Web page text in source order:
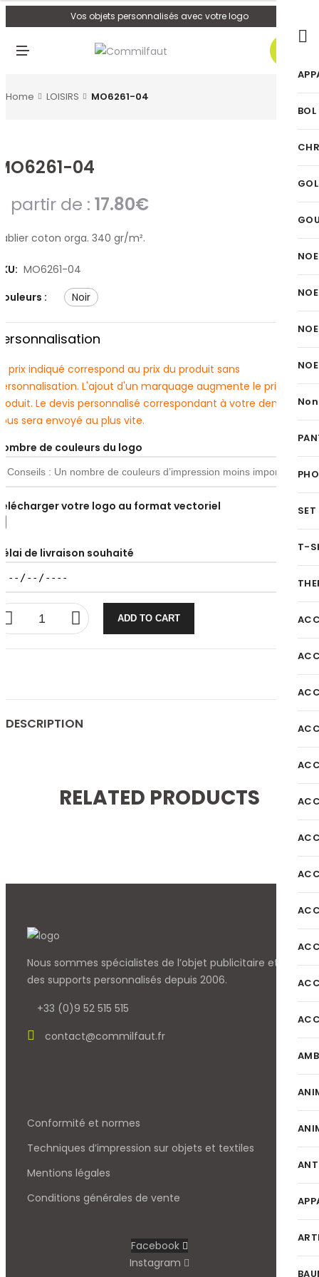
Vos objets personnalisés avec votre logo
U
0
Home LOISIRS MO6261-04
04
partir de : 17.80€
coton orga. 340 gr/m².
MO6261-04
:
noir
prix indiqué correspond au prix du produit sans
L'ajout d'un marquage augmente le prix du
Le devis personnalisé correspondant à votre demande
sera envoyé au plus vite.
de couleurs du logo
votre logo au format vectoriel
de livraison souhaité
ADD TO CART
DESCRIPTION
RELATED PRODUCTS
Nous sommes spécialistes de l’objet publicitaire et
des supports personnalisés depuis 2006.
+33 (0)9 52 515 515
contact@commilfaut.fr
Conformité et normes
Techniques d’impression sur objets et textiles
Mentions légales
Conditions générales de vente
Facebook
Instagram
BOL
T-